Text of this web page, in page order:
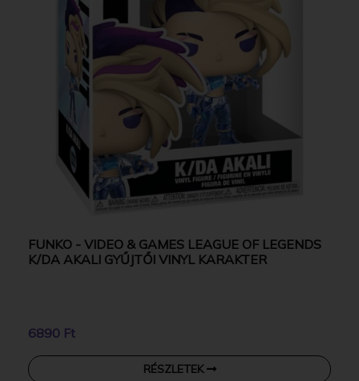
FUNKO - VIDEO & GAMES LEAGUE OF LEGENDS
K/DA AKALI GYŰJTŐI VINYL KARAKTER
6890 Ft
RÉSZLETEK